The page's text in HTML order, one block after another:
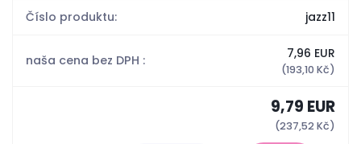
Číslo produktu: jazz11
naša cena bez DPH : 7,96 EUR
(193,10 Kč)
9,79 EUR
(237,52 Kč)